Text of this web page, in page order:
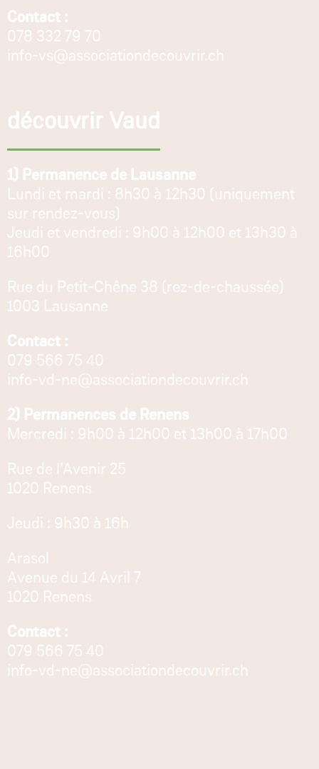
Contact :
078 332 79 70
info-vs@associationdecouvrir.ch
découvrir Vaud
1) Permanence de Lausanne
Lundi et mardi : 8h30 à 12h30 (uniquement
sur rendez-vous)
Jeudi et vendredi : 9h00 à 12h00 et 13h30 à
16h00
Rue du Petit-Chêne 38 (rez-de-chaussée)
1003 Lausanne
Contact :
079 566 75 40
info-vd-ne@associationdecouvrir.ch
2) Permanences de Renens
Mercredi : 9h00 à 12h00 et 13h00 à 17h00
Rue de l’Avenir 25
1020 Renens
Jeudi : 9h30 à 16h
Arasol
Avenue du 14 Avril 7
1020 Renens
Contact :
079 566 75 40
info-vd-ne@associationdecouvrir.ch